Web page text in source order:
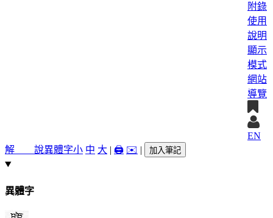
附錄
使用
說明
顯示
模式
網站
導覽
EN
解 說異體字小 中 大 | 🖨️ ✉️ | 加入筆記
異體字